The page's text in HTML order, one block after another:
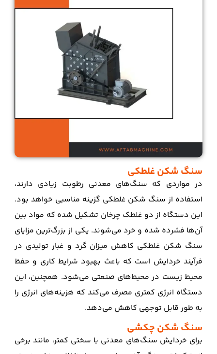
سنگ‌ شکن غلطکی
در مواردی که سنگ‌های معدنی رطوبت زیادی دارند،
استفاده از سنگ‌ شکن غلطکی گزینه مناسبی خواهد بود.
این دستگاه از دو غلطک چرخان تشکیل شده که مواد بین
آن‌ها فشرده شده و خرد می‌شوند. یکی از بزرگ‌ترین مزایای
سنگ‌ شکن غلطکی کاهش میزان گرد و غبار تولیدی در
فرآیند خردایش است که باعث بهبود شرایط کاری و حفظ
محیط زیست در محیط‌های صنعتی می‌شود. همچنین، این
دستگاه انرژی کمتری مصرف می‌کند که هزینه‌های انرژی را
به طور قابل توجهی کاهش می‌دهد.
سنگ‌ شکن چکشی
برای خردایش سنگ‌های معدنی با سختی کمتر، مانند برخی